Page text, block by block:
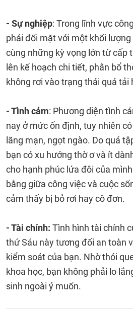
- Sự nghiệp: Trong lĩnh vực
phải đối mặt với một khối
cùng những kỳ vọng lớn từ cấp
lên kế hoạch chi tiết, phân bổ
không rơi vào trạng thái quá tải
- Tình cảm: Phương diện tình
nay ở mức ổn định, tuy nhiên
lãng mạn, ngọt ngào. Do quá
bạn có xu hướng thờ ơ và ít
cho hạnh phúc lứa đôi của
bằng giữa công việc và cuộc
cảm thấy bị bỏ rơi hay cô đơn.
- Tài chính: Tình hình tài chính
thứ Sáu này tương đối an toàn
kiểm soát của bạn. Nhờ thói
khoa học, bạn không phải lo
sinh ngoài ý muốn.